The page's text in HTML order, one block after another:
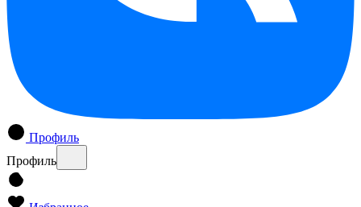
Профиль
Профиль